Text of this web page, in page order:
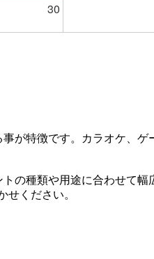
30
が特徴です。カラオケ、
の種類や用途に合わせて
ください。